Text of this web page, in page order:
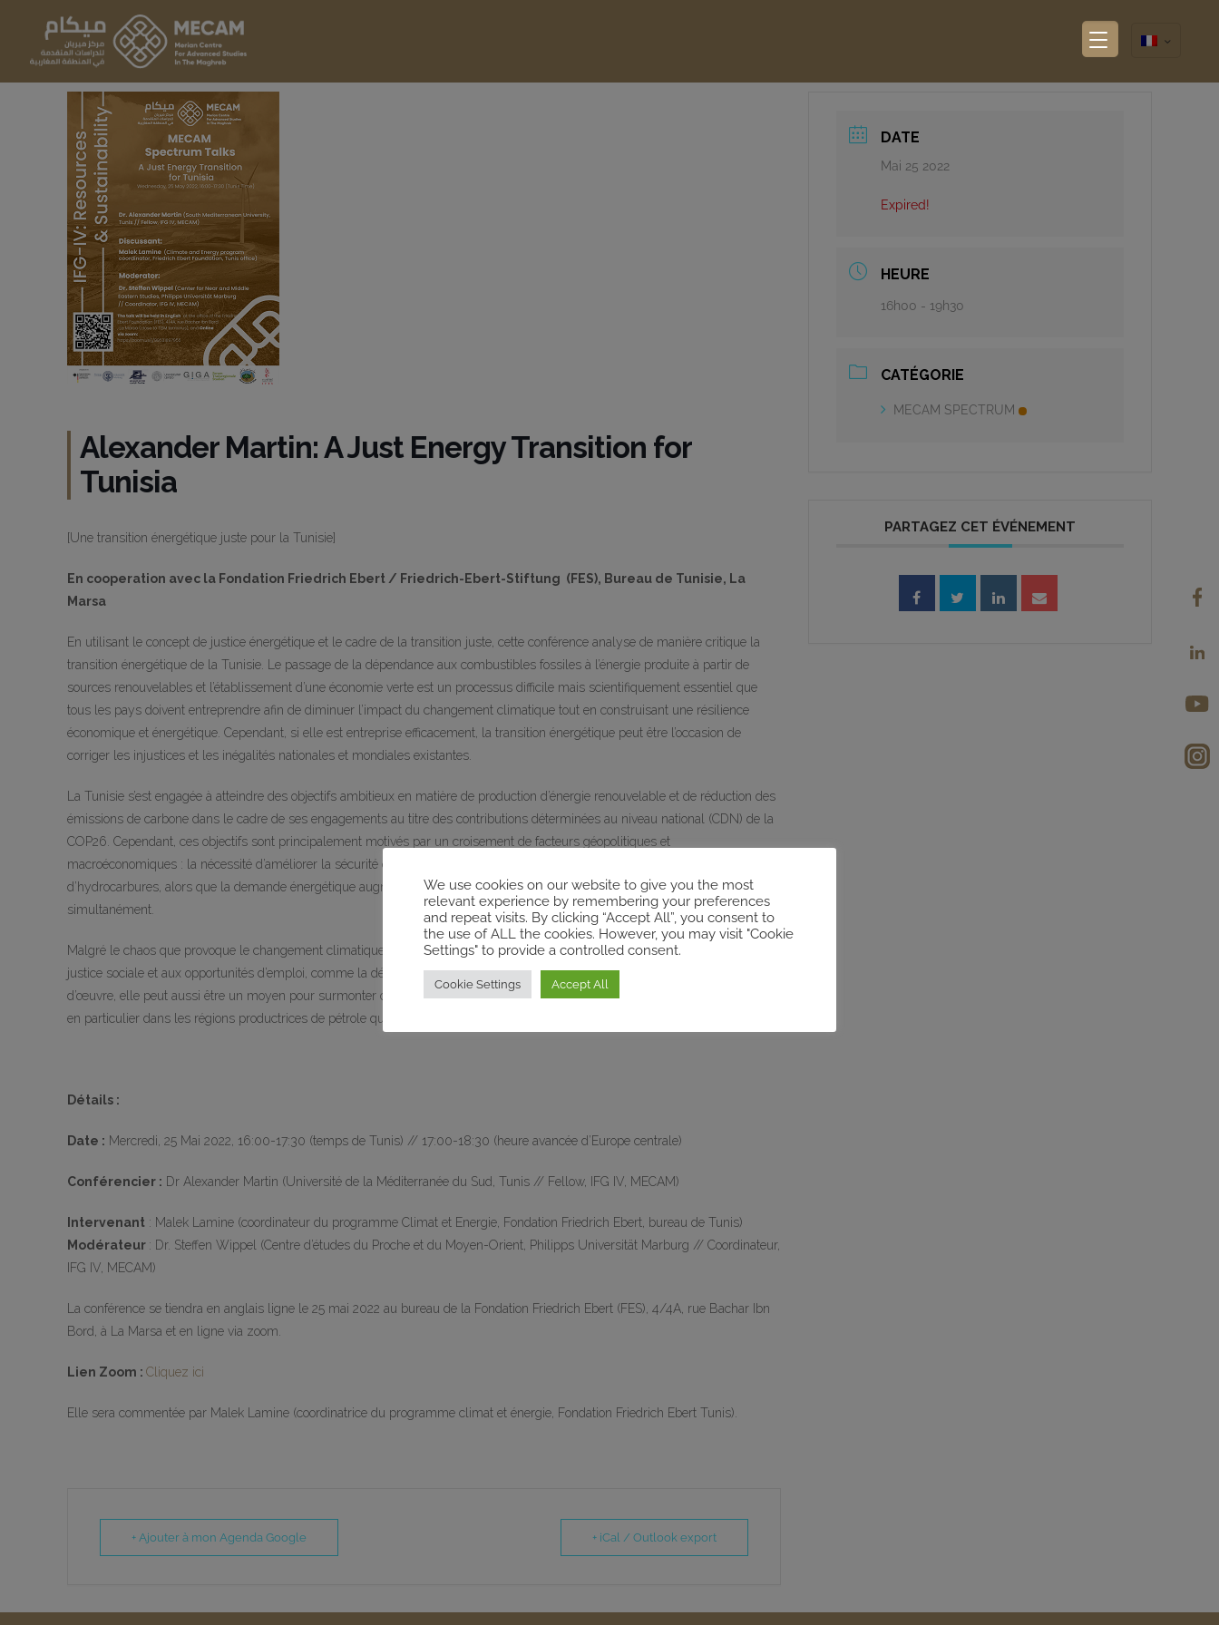
Alexander Martin: A Just Energy Transition for
Tunisia
[Une transition énergétique juste pour la Tunisie]
En cooperation avec la Fondation Friedrich Ebert / Friedrich-Ebert-Stiftung (FES), Bureau de Tunisie, La
Marsa
En utilisant le concept de justice énergétique et le cadre de la transition juste, cette conférence analyse de manière critique la
transition énergétique de la Tunisie. Le passage de la dépendance aux combustibles fossiles à l’énergie produite à partir de
sources renouvelables et l’établissement d’une économie verte est un processus difficile mais scientifiquement essentiel que
tous les pays doivent entreprendre afin de diminuer l’impact du changement climatique tout en construisant une résilience
économique et énergétique. Cependant, si elle est entreprise efficacement, la transition énergétique peut être l’occasion de
corriger les injustices et les inégalités nationales et mondiales existantes.
La Tunisie s’est engagée à atteindre des objectifs ambitieux en matière de production d’énergie renouvelable et de réduction des
émissions de carbone dans le cadre de ses engagements au titre des contributions déterminées au niveau national (CDN) de la
COP26. Cependant, ces objectifs sont principalement motivés par un croisement de facteurs géopolitiques et
macroéconomiques : la nécessité d’améliorer la sécurité énergétique de l’État et de réduire les dépenses liées aux importations
d’hydrocarbures, alors que la demande énergétique augmente et que la production locale-nationale d’hydrocarbures diminue
simultanément.
Malgré le chaos que provoque le changement climatique, si la transition énergétique de la Tunisie prête également attention à la
justice sociale et aux opportunités d’emploi, comme la décentralisation de la gestion de l’énergie et la requalification de la main-
d’œuvre, elle peut aussi être un moyen pour surmonter des décennies de sous-développement et de marginalisation régionale,
en particulier dans les régions productrices de pétrole qui ont le plus grand potentiel solaire photovoltaïque.
Détails :
Date : Mercredi, 25 Mai 2022, 16:00-17:30 (temps de Tunis) // 17:00-18:30 (heure avancée d’Europe centrale)
Conférencier : Dr Alexander Martin (Université de la Méditerranée du Sud, Tunis // Fellow, IFG IV, MECAM)
Intervenant : Malek Lamine (coordinateur du programme Climat et Energie, Fondation Friedrich Ebert, bureau de Tunis)
Modérateur : Dr. Steffen Wippel (Centre d’études du Proche et du Moyen-Orient, Philipps Universität Marburg // Coordinateur,
IFG IV, MECAM)
La conférence se tiendra en anglais ligne le 25 mai 2022 au bureau de la Fondation Friedrich Ebert (FES), 4/4A, rue Bachar Ibn
Bord, à La Marsa et en ligne via zoom.
Lien Zoom : Cliquez ici
Elle sera commentée par Malek Lamine (coordinatrice du programme climat et énergie, Fondation Friedrich Ebert Tunis).
+ Ajouter à mon Agenda Google + iCal / Outlook export
DATE
Mai 25 2022
Expired!
HEURE
16h00 - 19h30
CATÉGORIE
MECAM SPECTRUM
PARTAGEZ CET ÉVÉNEMENT
We use cookies on our website to give you the most
relevant experience by remembering your preferences
and repeat visits. By clicking “Accept All”, you consent to
the use of ALL the cookies. However, you may visit "Cookie
Settings" to provide a controlled consent.
Cookie Settings Accept All